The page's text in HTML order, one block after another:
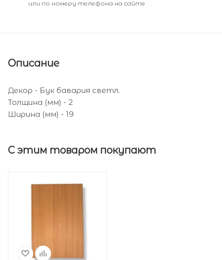
или по номеру телефона на сайте
Описание
Декор - Бук бавария светл.
Толщина (мм) - 2
Ширина (мм) - 19
С этим товаром покупают